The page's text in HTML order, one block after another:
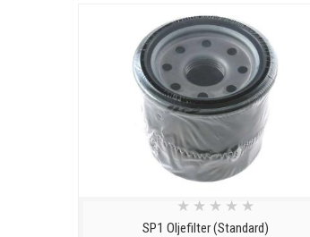
SP1 Oljefilter (Standard)
★ ★ ★ ★ ★